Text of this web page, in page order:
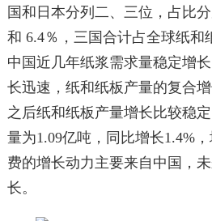
国和日本分列二、三位，占比
和 6.4％，三国合计占全球纸和
中国近几年纸浆需求量稳定增
长迅速，纸和纸板产量的复合
之后纸和纸板产量增长比较稳
量为1.09亿吨，同比增长1.4%
费的增长动力主要来自中国，
长。